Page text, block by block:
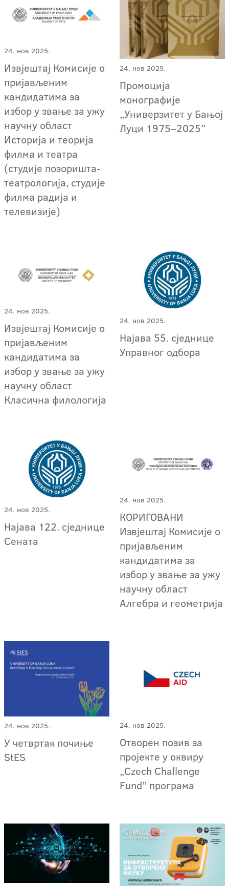
24. нов 2025.
Извјештај Комисије о
пријављеним
кандидатима за
избор у звање за ужу
научну област
Историја и теорија
филма и театра
(студије позоришта-
театрологија, студије
филма радија и
телевизије)
24. нов 2025.
Промоција
монографије
„Универзитет у Бањој
Луци 1975–2025”
24. нов 2025.
Извјештај Комисије о
пријављеним
кандидатима за
избор у звање за ужу
научну област
Класична филологија
24. нов 2025.
Најава 55. сједнице
Управног одбора
24. нов 2025.
Најава 122. сједнице
Сената
24. нов 2025.
КОРИГОВАНИ
Извјештај Комисије о
пријављеним
кандидатима за
избор у звање за ужу
научну област
Алгебра и геометрија
24. нов 2025.
У четвртак почиње
StES
24. нов 2025.
Отворен позив за
пројекте у оквиру
„Czech Challenge
Fund” програма